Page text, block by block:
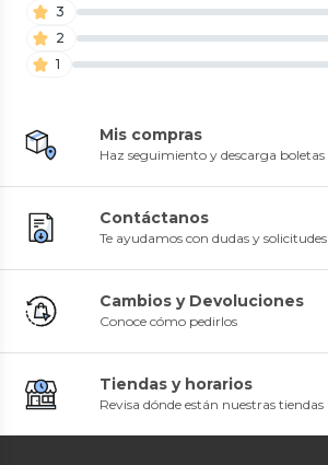
3
2
1
Mis compras
Haz seguimiento y descarga boletas
Contáctanos
Te ayudamos con dudas y solicitudes
Cambios y Devoluciones
Conoce cómo pedirlos
Tiendas y horarios
Revisa dónde están nuestras tiendas